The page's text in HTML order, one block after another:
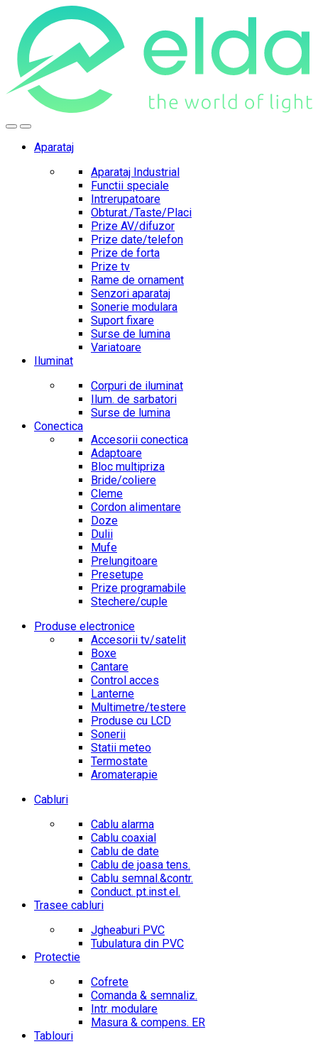
navigation
content
Aparataj
Aparataj Industrial
Functii speciale
Intrerupatoare
Obturat./Taste/Placi
Prize AV/difuzor
Prize date/telefon
Prize de forta
Prize tv
Rame de ornament
Senzori aparataj
Sonerie modulara
Suport fixare
Surse de lumina
Variatoare
Iluminat
Corpuri de iluminat
Ilum. de sarbatori
Surse de lumina
Conectica
Accesorii conectica
Adaptoare
Bloc multipriza
Bride/coliere
Cleme
Cordon alimentare
Doze
Dulii
Mufe
Prelungitoare
Presetupe
Prize programabile
Stechere/cuple
Produse electronice
Accesorii tv/satelit
Boxe
Cantare
Control acces
Lanterne
Multimetre/testere
Produse cu LCD
Sonerii
Statii meteo
Termostate
Aromaterapie
Cabluri
Cablu alarma
Cablu coaxial
Cablu de date
Cablu de joasa tens.
Cablu semnal.&contr.
Conduct. pt.inst.el.
Trasee cabluri
Jgheaburi PVC
Tubulatura din PVC
Protectie
Cofrete
Comanda & semnaliz.
Intr. modulare
Masura & compens. ER
Tablouri